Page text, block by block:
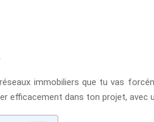
immobiliers que tu vas
efficacement dans ton projet,